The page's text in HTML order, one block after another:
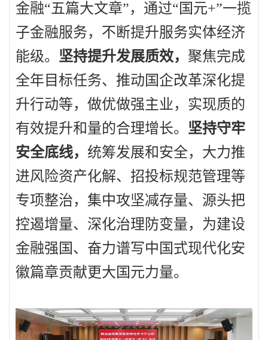
金融“五篇大文章”，通过“国元+”一揽
子金融服务，不断提升服务实体经济
能级。 坚持提升发展质效， 聚焦完成
全年目标任务、推动国企改革深化提
升行动等，做优做强主业，实现质的
有效提升和量的合理增长。 坚持守牢
安全底线， 统筹发展和安全，大力推
进风险资产化解、招投标规范管理等
专项整治，集中攻坚减存量、源头把
控遏增量、深化治理防变量，为建设
金融强国、奋力谱写中国式现代化安
徽篇章贡献更大国元力量。